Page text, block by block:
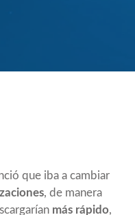
que iba a cambiar
, de manera
más rápido,